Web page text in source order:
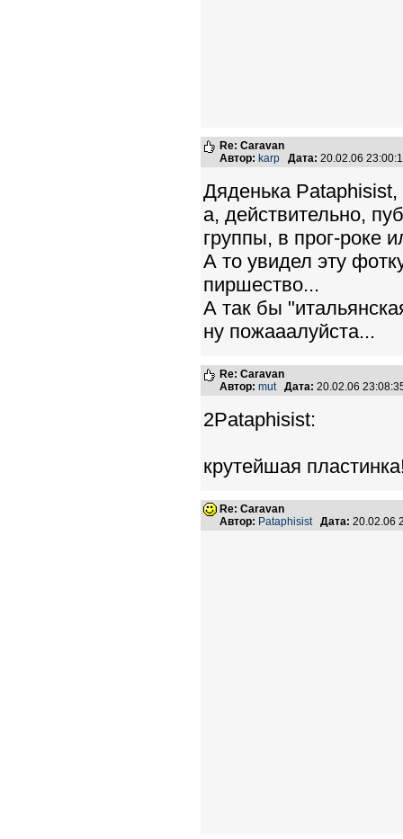
Re: Caravan
Автор: karp Дата: 20.02.06
Дяденька Pataphisist,
а, действительно,
группы, в прог-роке
А то увидел эту
пиршество...
А так бы
ну пожааалуйста...
Re: Caravan
Автор: mut Дата: 20.02.06
2Pataphisist:
крутейшая
Re: Caravan
Автор: Pataphisist Дата: 20.02.06